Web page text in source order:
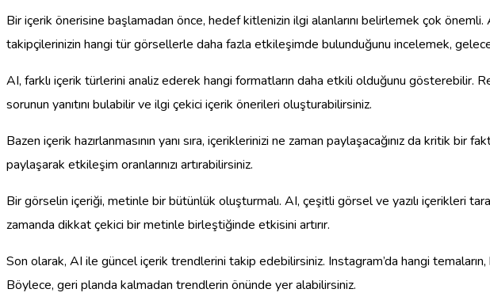
Bir içerik önerisine başlamadan önce, hedef kitlenizin ilgi alanlarını belirlemek çok
takipçilerinizin hangi tür görsellerle daha fazla etkileşimde bulunduğunu incelemek, gelecek
AI, farklı içerik türlerini analiz ederek hangi formatların daha etkili olduğunu gösterebilir.
sorunun yanıtını bulabilir ve ilgi çekici içerik önerileri oluşturabilirsiniz.
Bazen içerik hazırlanmasının yanı sıra, içeriklerinizi ne zaman paylaşacağınız da kritik
paylaşarak etkileşim oranlarınızı artırabilirsiniz.
Bir görselin içeriği, metinle bir bütünlük oluşturmalı. AI, çeşitli görsel ve yazılı içerikleri
zamanda dikkat çekici bir metinle birleştiğinde etkisini artırır.
Son olarak, AI ile güncel içerik trendlerini takip edebilirsiniz. Instagram’da hangi
Böylece, geri planda kalmadan trendlerin önünde yer alabilirsiniz.